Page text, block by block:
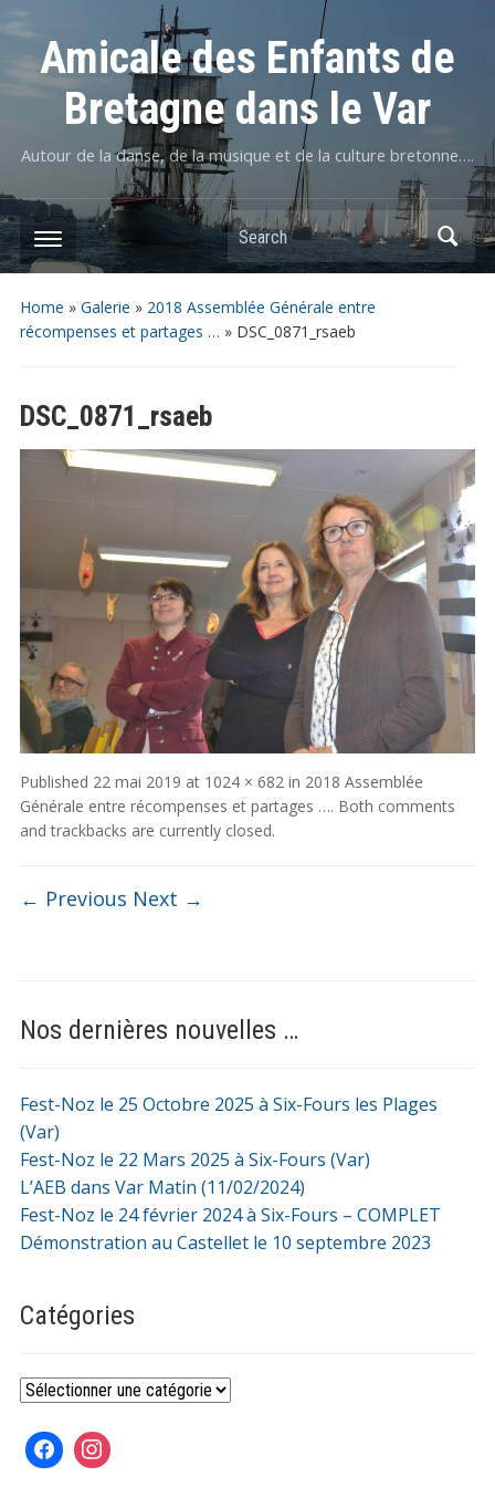
Amicale des Enfants de
Bretagne dans le Var
Autour de la danse, de la musique et de la culture bretonne….
Home » Galerie » 2018 Assemblée Générale entre
récompenses et partages … » DSC_0871_rsaeb
DSC_0871_rsaeb
Published 22 mai 2019 at 1024 × 682 in 2018 Assemblée
Générale entre récompenses et partages …. Both comments
and trackbacks are currently closed.
← Previous Next →
Nos dernières nouvelles …
Fest-Noz le 25 Octobre 2025 à Six-Fours les Plages
(Var)
Fest-Noz le 22 Mars 2025 à Six-Fours (Var)
L’AEB dans Var Matin (11/02/2024)
Fest-Noz le 24 février 2024 à Six-Fours – COMPLET
Démonstration au Castellet le 10 septembre 2023
Catégories
Catégories